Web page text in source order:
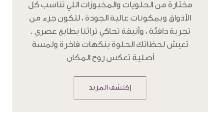
الأذواق وبمكونات عالية الجودة ، لتكون جزء من
تجربة دافئة ، وأنيقة تحاكي تراثنا بطابع عصري .
تعيش لحظاتك الحلوة بنكهات فاخرة ولمسة
أصلية تعكس روح المكان
إكتشف المزيد